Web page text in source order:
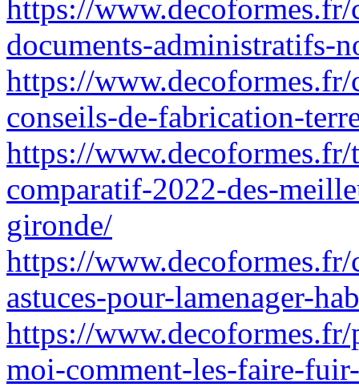
https://www.decoformes.fr/
documents-administratifs-
https://
conseils-de-fabrication-
https://
comparatif-2022-des-
gironde/
https://
astuces-pour-lamenager-
https://
moi-comment-les-faire-